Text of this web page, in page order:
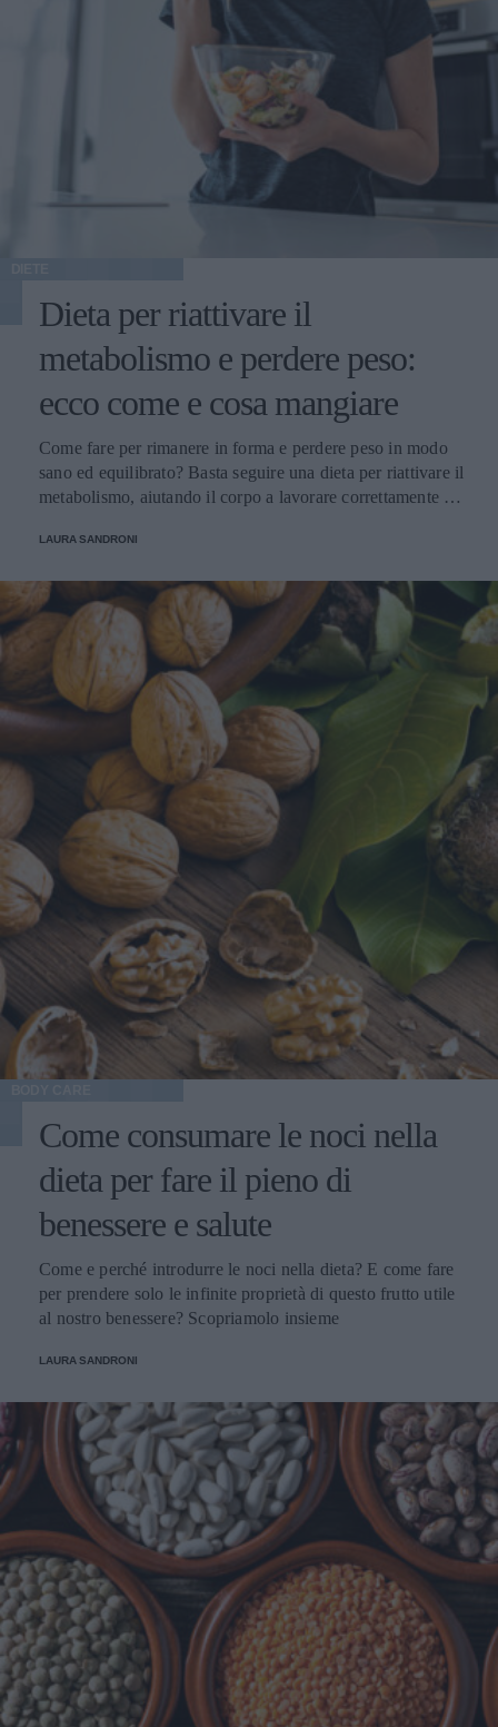
Dieta per riattivare il
metabolismo e perdere peso:
ecco come e cosa mangiare
Come fare per rimanere in forma e perdere peso in modo
sano ed equilibrato? Basta seguire una dieta per riattivare il
metabolismo, aiutando il corpo a lavorare correttamente e
LAURA SANDRONI
Come consumare le noci nella
dieta per fare il pieno di
benessere e salute
Come e perché introdurre le noci nella dieta? E come fare
per prendere solo le infinite proprietà di questo frutto utile
al nostro benessere? Scopriamolo insieme
LAURA SANDRONI